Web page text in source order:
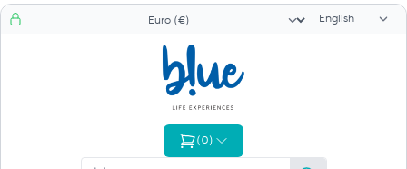
Currency selector Language
(0)